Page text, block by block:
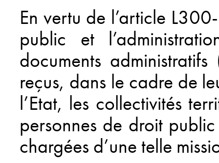
En vertu de l’article
public et
documents
reçus, dans le cadre de
l’Etat, les collectivités
personnes de droit
chargées d’une telle